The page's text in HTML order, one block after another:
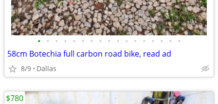
• • • • • • • • • • • • • • • • •
58cm Botechia full carbon road bike, read ad
8/9 Dallas
$780